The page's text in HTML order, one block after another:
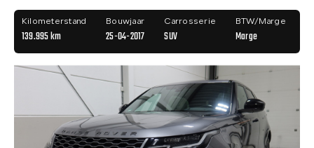
Kilometerstand
139.995 km
Bouwjaar
25-04-2017
Carrosserie
SUV
BTW/Marge
Marge